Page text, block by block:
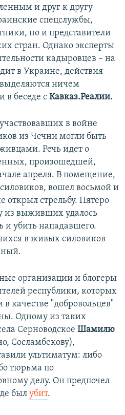
и друг к другу
спецслужбы,
но и представители
стран. Однако эксперты
кадыровцев – на
в Украине, действия
ничем
в беседе с Кавказ.Реалии.
в войне
из Чечни могли быть
Речь идет о
произошедшей,
апреля. В помещение,
вошел восьмой и
открыл стрельбу. Пятеро
из выживших удалось
и убить нападавшего.
в живых силовиков
организации и блогеры
республики, которых
качестве "добровольцев"
Одному из таких
Серноводское Шамилю
Сосламбекову),
ультиматум: либо
тюрьма по
делу. Он предпочел
был убит.